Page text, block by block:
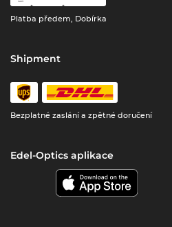
Platba předem, Dobírka
Shipment
Bezplatné zaslání a zpětné doručení
Edel-Optics aplikace